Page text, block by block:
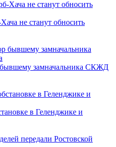
не станут обносить
замначальника СКЖД
в Геленджике и